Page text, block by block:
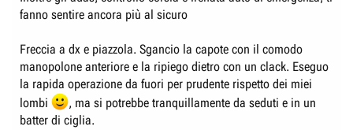
fanno sentire ancora più al sicuro
Freccia a dx e piazzola. Sgancio la capote con il comodo
manopolone anteriore e la ripiego dietro con un clack. Eseguo
la rapida operazione da fuori per prudente rispetto dei miei
lombi
, ma si potrebbe tranquillamente da seduti e in un
batter di ciglia.